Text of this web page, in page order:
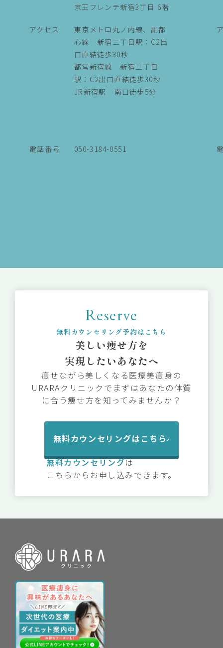
京王フレンテ新宿3丁目 6階
アクセス
東京メトロ丸ノ内線、副都
心線 新宿三丁目駅：C2出
口直結徒歩30秒
都営新宿線 新宿三丁目
駅：C2出口直結徒歩30秒
JR新宿駅 南口徒歩5分
電話番号 050-3184-0551
Reserve
無料カウンセリング予約はこちら
美しい痩せ方を
実現したいあなたへ
痩せながら美しくなる医療美痩身の
URARAクリニックでまずはあなたの体質
に合う痩せ方を知ってみませんか？
無料カウンセリングはこちら
無料カウンセリングは
こちらからお申し込みできます。